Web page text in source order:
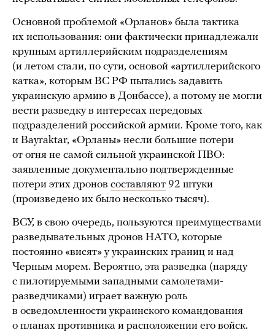
Основной проблемой «Орланов» была тактика
их использования: они фактически принадлежали
крупным артиллерийским подразделениям
(и летом стали, по сути, основой «артиллерийского
катка», которым ВС РФ пытались задавить
украинскую армию в Донбассе), а потому не могли
вести разведку в интересах передовых
подразделений российской армии. Кроме того, как
и Bayraktar, «Орланы» несли большие потери
от огня не самой сильной украинской ПВО:
заявленные документально подтвержденные
потери этих дронов составляют 92 штуки
(произведено их было несколько тысяч).
ВСУ, в свою очередь, пользуются преимуществами
разведывательных дронов НАТО, которые
постоянно «висят» у украинских границ и над
Черным морем. Вероятно, эта разведка (наряду
с пилотируемыми западными самолетами-
разведчиками) играет важную роль
в осведомленности украинского командования
о планах противника и расположении его войск.